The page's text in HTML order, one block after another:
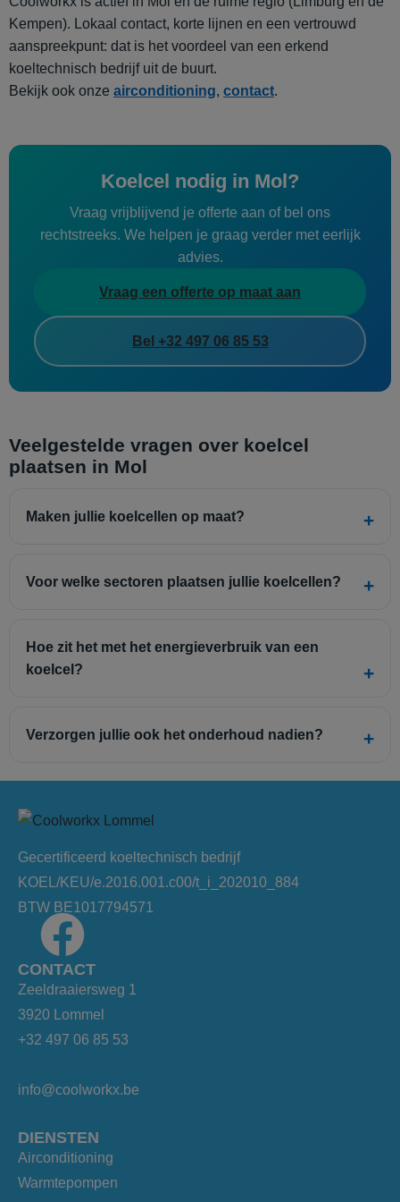
Kempen). Lokaal contact, korte lijnen en een vertrouwd
aanspreekpunt: dat is het voordeel van een erkend
koeltechnisch bedrijf uit de buurt.
Bekijk ook onze airconditioning, contact.
Koelcel nodig in Mol?
Vraag vrijblijvend je offerte aan of bel ons
rechtstreeks. We helpen je graag verder met eerlijk
advies.
Vraag een offerte op maat aan
Bel +32 497 06 85 53
Veelgestelde vragen over koelcel
plaatsen in Mol
Maken jullie koelcellen op maat?
Voor welke sectoren plaatsen jullie koelcellen?
Hoe zit het met het energieverbruik van een
koelcel?
Verzorgen jullie ook het onderhoud nadien?
Gecertificeerd koeltechnisch bedrijf
KOEL/KEU/e.2016.001.c00/t_i_202010_884
BTW BE1017794571
CONTACT
Zeeldraaiersweg 1
3920 Lommel
+32 497 06 85 53
info@coolworkx.be
DIENSTEN
Airconditioning
Warmtepompen